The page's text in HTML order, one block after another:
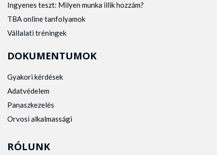
Ingyenes teszt: Milyen munka illik hozzám?
TBA online tanfolyamok
Vállalati tréningek
DOKUMENTUMOK
Gyakori kérdések
Adatvédelem
Panaszkezelés
Orvosi alkalmassági
RÓLUNK